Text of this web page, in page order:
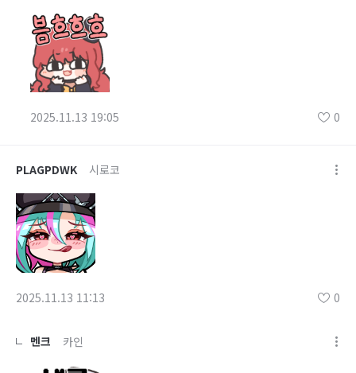
2025.11.13 19:05 0
PLAGPDWK 시로코
2025.11.13 11:13 0
멘크 카인